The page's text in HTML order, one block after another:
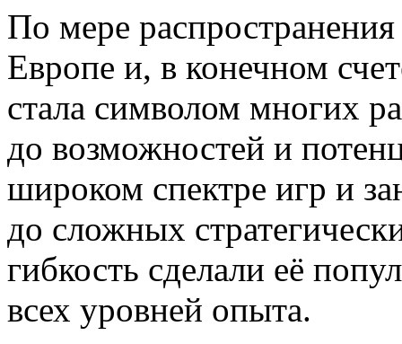
По мере
Европе и, в конечном
стала символом многих
до возможностей и
широком спектре игр и
до сложных
гибкость сделали её
всех уровней опыта.